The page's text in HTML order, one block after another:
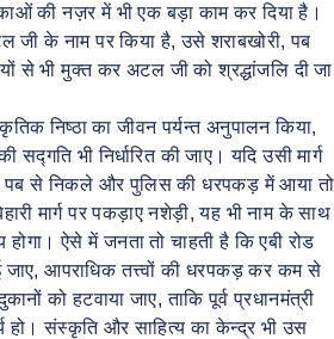
की नज़र में भी एक बड़ा काम कर दिया है।
जी के नाम पर किया है, उसे शराबखोरी, पब
से भी मुक्त कर अटल जी को श्रद्धांजलि दी जा
निष्ठा का जीवन पर्यन्त अनुपालन किया,
भी निर्धारित की जाए। यदि उसी मार्ग
पब से निकले और पुलिस की धरपकड़ में आया तो
मार्ग पर पकड़ाए नशेड़ी, यह भी नाम के साथ
ऐसे में जनता तो चाहती है कि एबी रोड
जाए, आपराधिक तत्त्वों की धरपकड़ कर कम से
को हटवाया जाए, ताकि पूर्व प्रधानमंत्री
हो। संस्कृति और साहित्य का केन्द्र भी उस